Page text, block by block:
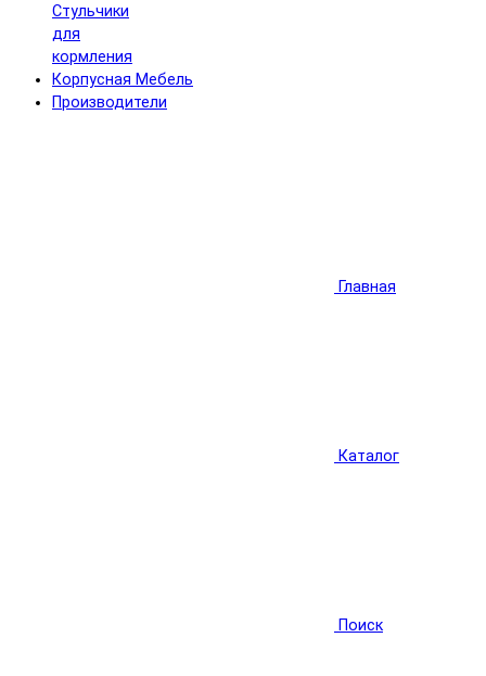
Стульчики
для
кормления
Корпусная Мебель
Производители
Главная
Каталог
Поиск